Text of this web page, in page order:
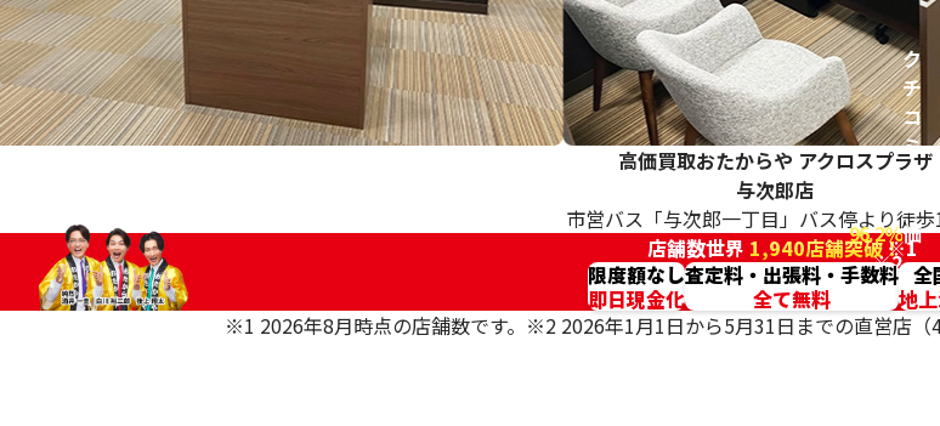
高価買取おたからや アクロスプラザ
与次郎店
市営バス「与次郎一丁目」バス停より徒歩
店舗数世界 1,940店舗突破！※1
ク
チ
コ
ミ
高
評
価
96.2%
※2
限度額なし
即日現金化
査定料・出張料・手数料
全て無料
全
地
※1 2026年8月時点の店舗数です。 ※2 2026年1月1日から5月31日までの直営店（